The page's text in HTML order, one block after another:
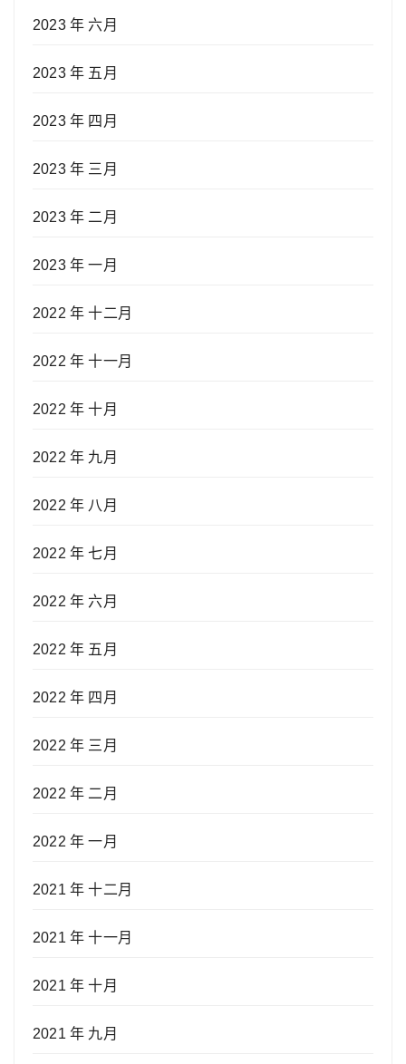
2023 年 六月
2023 年 五月
2023 年 四月
2023 年 三月
2023 年 二月
2023 年 一月
2022 年 十二月
2022 年 十一月
2022 年 十月
2022 年 九月
2022 年 八月
2022 年 七月
2022 年 六月
2022 年 五月
2022 年 四月
2022 年 三月
2022 年 二月
2022 年 一月
2021 年 十二月
2021 年 十一月
2021 年 十月
2021 年 九月